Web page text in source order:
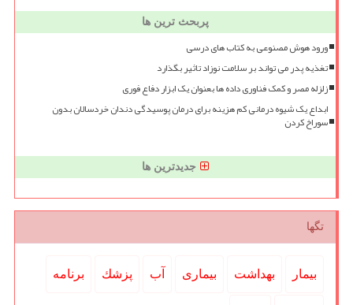
پربحث ترین ها
ورود هوش مصنوعی به کتاب های درسی
تغذیه پدر می تواند بر سلامت نوزاد تاثیر بگذارد
زلزله مصر و کمک فناوری داده ها بعنوان یک ابزار دفاع فوری
ابداع یک شیوه درمانی کم هزینه برای درمان پوسیدگی دندان خردسالان بدون
سوراخ کردن
جدیدترین ها
تگها
بیمار بهداشت بیماری آب پزشك برنامه